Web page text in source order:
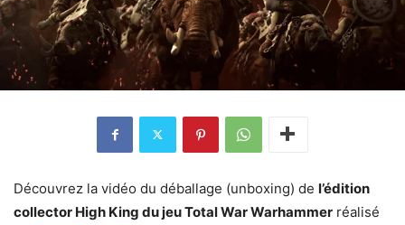
Découvrez la vidéo du déballage (unboxing) de l’édition
collector High King du jeu Total War Warhammer réalisé